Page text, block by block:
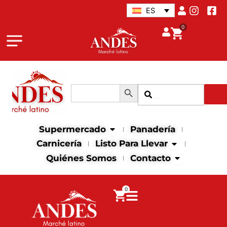
ES
0
Buscar: Botón de búsqueda
Supermercado Abrir supermercado
Panadería
Carnicería
Listo Para Llevar Abrir Listo
Quiénes Somos Contacto Abrir
0